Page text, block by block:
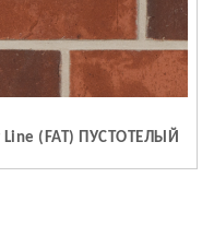
(FAT) ПУСТОТЕЛЫЙ